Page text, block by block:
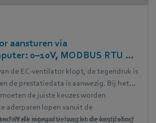
aansturen via
0–10V, MODBUS RTU en
de EC-ventilator klopt, de tegendruk is
de prestatiedata is aanwezig. Bij het
de juiste keuzes worden
aderparen lopen vanuit de
Welk signaal verwacht de ventilator?
de integratielaag en de koppeling